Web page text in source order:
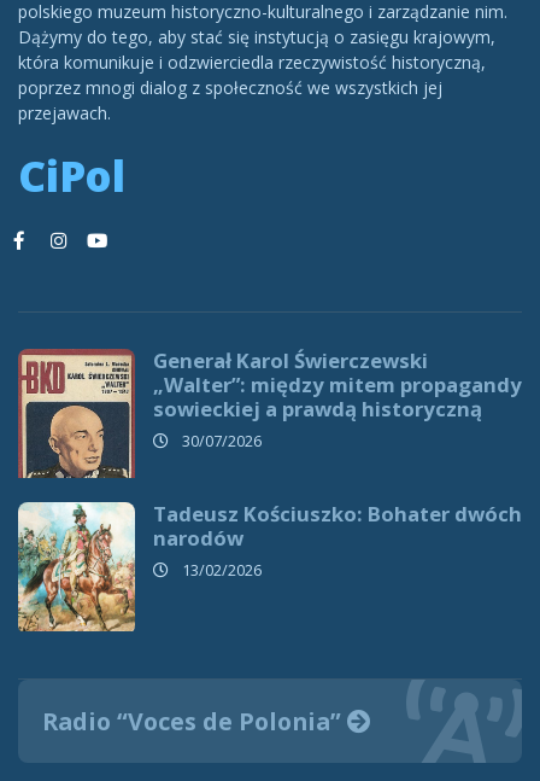
polskiego muzeum historyczno-kulturalnego i zarządzanie nim.
Dążymy do tego, aby stać się instytucją o zasięgu krajowym,
która komunikuje i odzwierciedla rzeczywistość historyczną,
poprzez mnogi dialog z społeczność we wszystkich jej
przejawach.
CiPol
Generał Karol Świerczewski
„Walter”: między mitem propagandy
sowieckiej a prawdą historyczną
30/07/2026
Tadeusz Kościuszko: Bohater dwóch
narodów
13/02/2026
Radio “Voces de Polonia”